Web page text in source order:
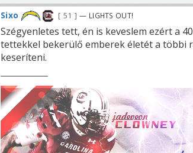
Sixo 51 — LIGHTS OUT!
Szégyenletes tett, én is keveslem ezért a
tettekkel bekerülő emberek életét a többi
keseríteni.